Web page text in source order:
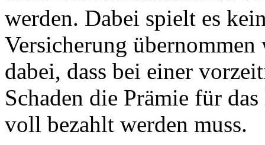
werden. Dabei spielt es
Versicherung
dabei, dass bei einer
Schaden die Prämie für
voll bezahlt werden muss.